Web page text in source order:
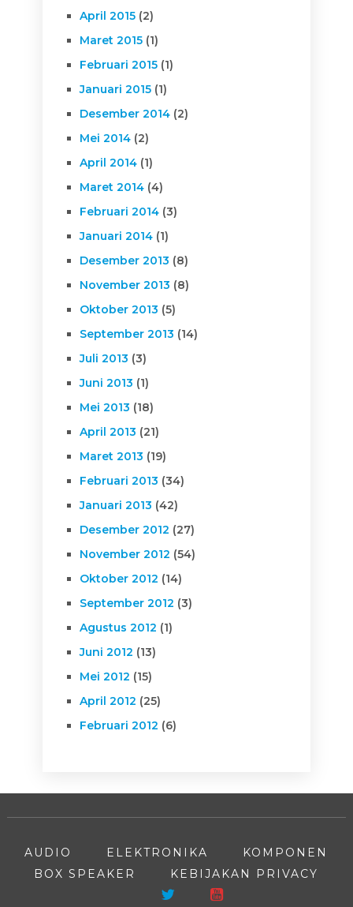
April 2015(2)
Maret 2015(1)
Februari 2015(1)
Januari 2015(1)
Desember 2014(2)
Mei 2014(2)
April 2014(1)
Maret 2014(4)
Februari 2014(3)
Januari 2014(1)
Desember 2013 (8)
November 2013 (8)
Oktober 2013 (5)
September 2013 (14)
Juli 2013 (3)
Juni 2013 (1)
Mei 2013 (18)
April 2013 (21)
Maret 2013 (19)
Februari 2013 (34)
Januari 2013 (42)
Desember 2012 (27)
November 2012 (54)
Oktober 2012 (14)
September 2012 (3)
Agustus 2012 (1)
Juni 2012 (13)
Mei 2012 (15)
April 2012 (25)
Februari 2012 (6)
AUDIO ELEKTRONIKA
KOMPONEN
BOX SPEAKER
KEBIJAKAN PRIVACY